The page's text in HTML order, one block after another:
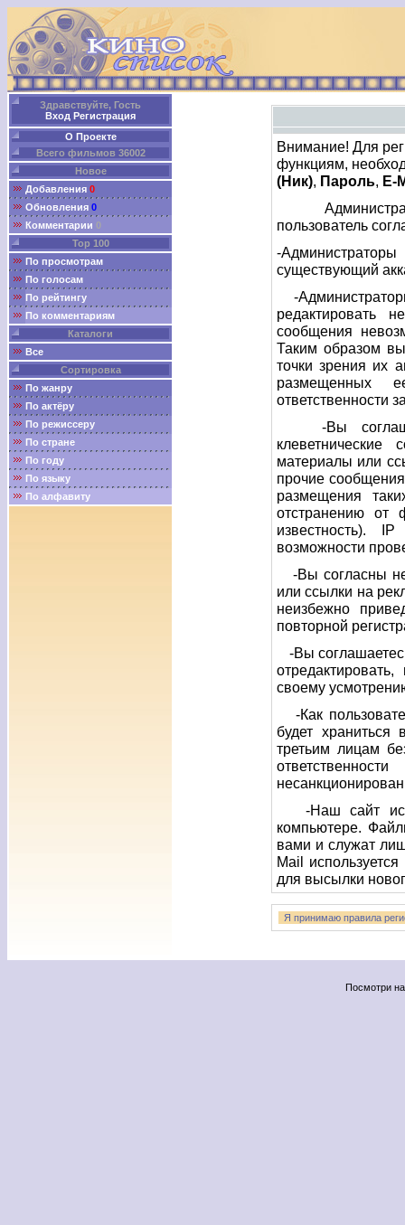
Здравствуйте, Гость
Вход Регистрация
О Проекте
Всего фильмов 36002
Новое
Добавления 0
Обновления 0
Комментарии 0
Top 100
По просмотрам
По голосам
По рейтингу
По комментариям
Каталоги
Все
Сортировка
По жанру
По актёру
По режиссеру
По стране
По году
По языку
По алфавиту
Внимание! Для
функциям,
(Ник), Пароль, E-
пользователь
-
существующий
-
редактировать
сообщения
Таким образом
точки зрения их
размещенных
ответственности
-Вы
клеветнические
материалы или
прочие
размещения
отстранению от
известность).
возможности
-Вы согласны
или ссылки на
неизбежно
повторной
-Вы
своему
-Как
будет
третьим лицам
-Наш сайт
компьютере.
вами и служат
Mail
для высылки
Посмотри